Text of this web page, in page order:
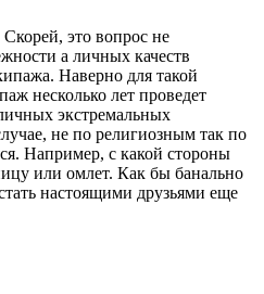
это вопрос не
а личных качеств
Наверно для такой
несколько лет проведет
экстремальных
не по религиозным так по
Например, с какой стороны
или омлет. Как бы банально
настоящими друзьями еще